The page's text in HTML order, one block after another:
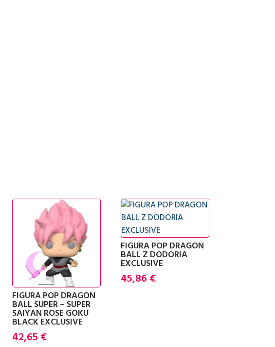
FIGURA POP DRAGON
BALL SUPER – SUPER
SAIYAN ROSE GOKU
BLACK EXCLUSIVE
42,65 €
FIGURA POP DRAGON
BALL Z DODORIA
EXCLUSIVE
45,86 €